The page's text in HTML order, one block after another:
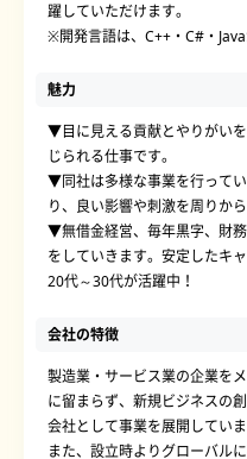
躍していただけます。
※開発言語は、C++・C#・Java
魅力
▼目に見える貢献とやりがい
じられる仕事です。
▼同社は多様な事業を行って
り、良い影響や刺激を周りか
▼無借金経営、毎年黒字、財
をしていきます。安定したキ
20代～30代が活躍中！
会社の特徴
製造業・サービス業の企業を
に留まらず、新規ビジネスの
会社として事業を展開していま
また、設立時よりグローバル